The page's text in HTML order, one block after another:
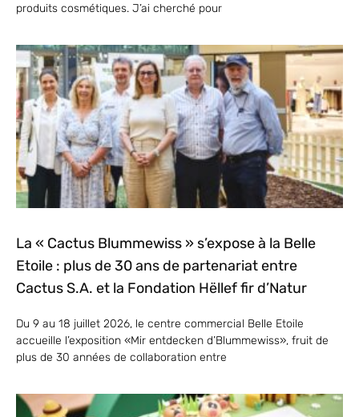
produits cosmétiques. J’ai cherché pour
La « Cactus Blummewiss » s’expose à la Belle
Etoile : plus de 30 ans de partenariat entre
Cactus S.A. et la Fondation Hëllef fir d’Natur
Du 9 au 18 juillet 2026, le centre commercial Belle Etoile
accueille l’exposition «Mir entdecken d’Blummewiss», fruit de
plus de 30 années de collaboration entre